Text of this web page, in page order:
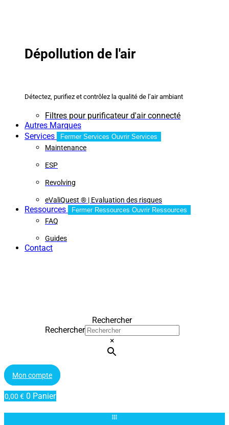
Dépollution de l'air
Détectez, purifiez et contrôlez la qualité de l’air ambiant
Filtres pour purificateur d'air connecté
Autres Marques
Services
Fermer Services Ouvrir Services
Maintenance
ESP
Revolving
eValiQuest ® | Evaluation des risques
Ressources Fermer Ressources Ouvrir Ressources
FAQ
Guides
Contact
Rechercher
Rechercher
×
Mon compte
0,00 € 0 Panier